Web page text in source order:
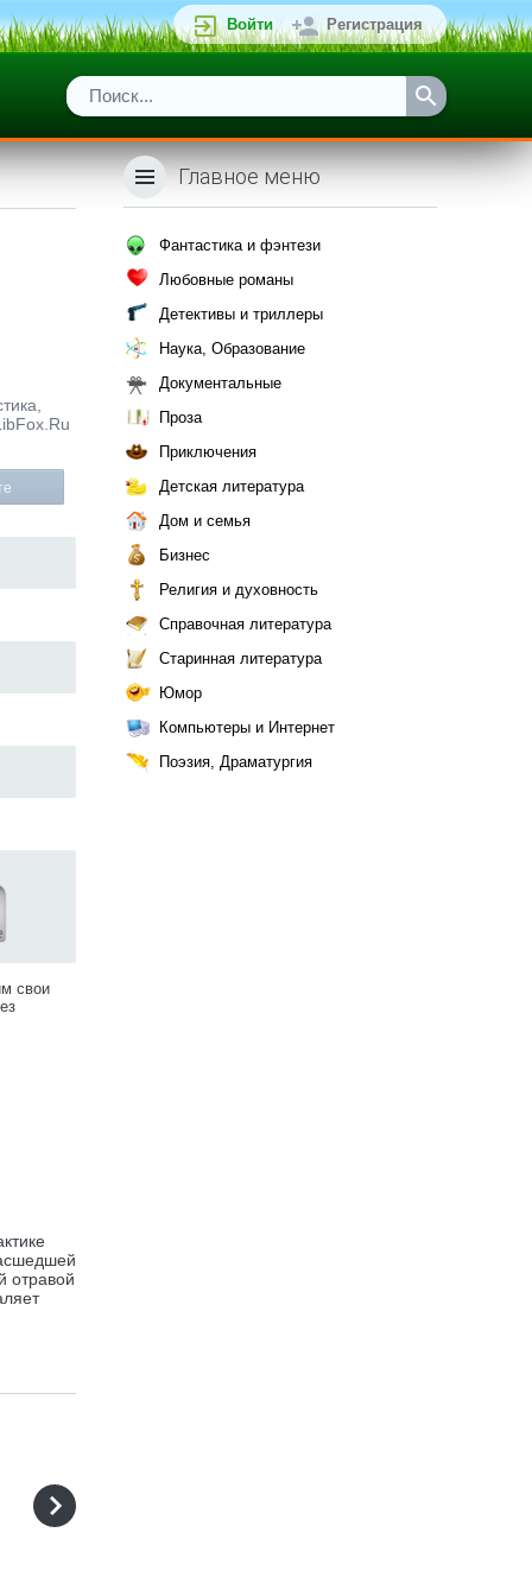
Войти Регистрация
свои
отравой
Главное меню
Фантастика и фэнтези
Любовные романы
Детективы и триллеры
Наука, Образование
Документальные
Проза
Приключения
Детская литература
Дом и семья
Бизнес
Религия и духовность
Справочная литература
Старинная литература
Юмор
Компьютеры и Интернет
Поэзия, Драматургия